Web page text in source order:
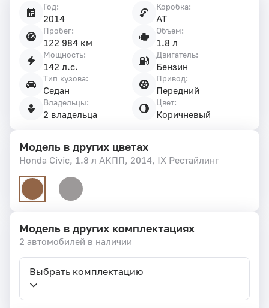
Год:
2014
Коробка:
AT
Пробег:
122 984 км
Объем:
1.8 л
Мощность:
142 л.с.
Двигатель:
Бензин
Тип кузова:
Седан
Привод:
Передний
Владельцы:
2 владельца
Цвет:
Коричневый
Модель в других цветах
Honda Civic, 1.8 л АКПП, 2014, IX Рестайлинг
Модель в других комплектациях
2 автомобилей в наличии
Выбрать комплектацию